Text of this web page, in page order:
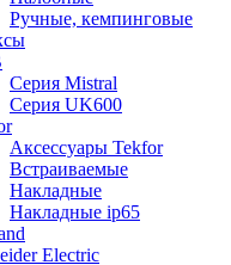
Ручные, кемпинговые
Серия Mistral
Серия UK600
Аксессуары Tekfor
Встраиваемые
Накладные
Накладные ip65
Electric